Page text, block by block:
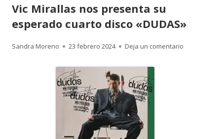
Vic Mirallas nos presenta su
esperado cuarto disco «DUDAS»
Autor
Sandra Moreno
Publicado
23 febrero 2024 Deja un comentario